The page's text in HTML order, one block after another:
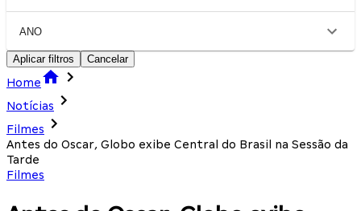
ANO
Aplicar filtros Cancelar
Home
Notícias
Filmes
Antes do Oscar, Globo exibe Central do Brasil na Sessão da
Tarde
Filmes